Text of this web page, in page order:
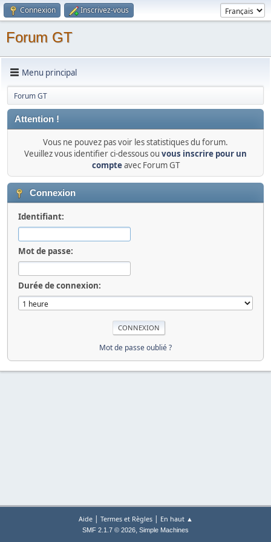
Connexion Inscrivez-vous
Forum GT
Menu principal
Forum GT
Attention !
Vous ne pouvez pas voir les statistiques du forum.
Veuillez vous identifier ci-dessous ou vous inscrire pour un
compteavec Forum GT
Connexion
Identifiant:
Mot de passe:
Durée de connexion:
Mot de passe oublié ?
Aide| Termes et Règles| En haut ▲
SMF 2.1.7 © 2026, Simple Machines